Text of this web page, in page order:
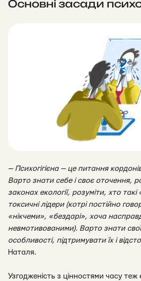
Основні засади
— Психогігієна — це питання
Варто знати себе і своє оточення,
законах екології, розуміти, хто такі
токсичні лідери (котрі постійно
«нікчеми», «бездарі», хоча
невмотивованими). Варто знати свої
особливості, підтримувати їх і
Наталя.
Узгодженість з цінностями часу